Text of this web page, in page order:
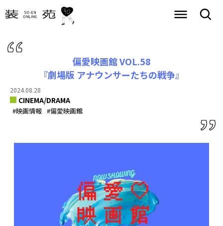
偏愛映画館 VOL.58
『劇場版 アナウンサーたちの戦争』
2024.08.28
CINEMA/DRAMA
#映画情報 #偏愛映画館